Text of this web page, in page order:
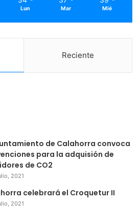
Lun Mar Mié
Reciente
de Calahorra convoca
para la adquisión de
de CO2
2021
celebrará el Croquetur II
2021